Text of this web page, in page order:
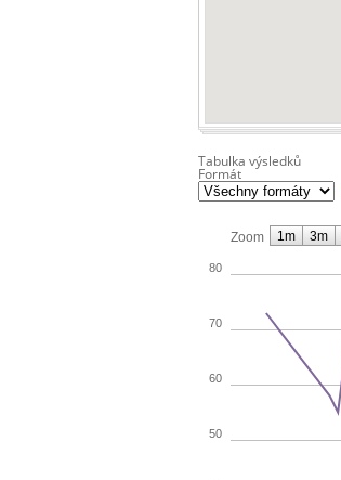
Tabulka výsledků
Formát
Zoom
50
60
70
80
1m 3m